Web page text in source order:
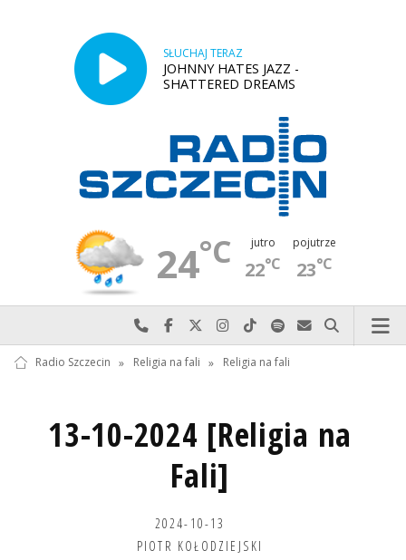
SŁUCHAJ TERAZ
JOHNNY HATES JAZZ -
SHATTERED DREAMS
24°C jutro
22°C
pojutrze
23°C
Najlepiej po prostu do nas zadzwoń
Odwiedź nas na Facebook-u
Odwiedź nas na X
Odwiedź nas na Instagram-ie
Odwiedź nas na TikTok-u
Szukaj nas na Spotify
Wyślij do nas
Szukaj
Radio Szczecin » Religia na fali » Religia na fali
13-10-2024 [Religia na
Fali]
2024-10-13
PIOTR KOŁODZIEJSKI